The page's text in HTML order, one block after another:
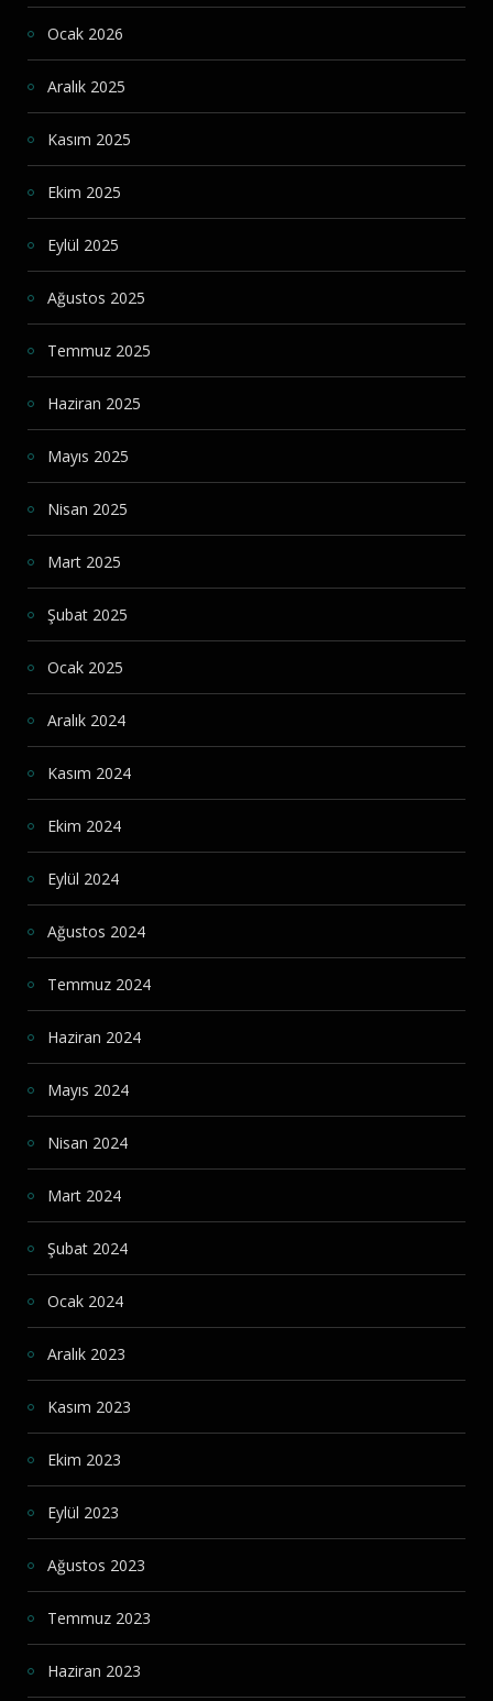
Ocak 2026
Aralık 2025
Kasım 2025
Ekim 2025
Eylül 2025
Ağustos 2025
Temmuz 2025
Haziran 2025
Mayıs 2025
Nisan 2025
Mart 2025
Şubat 2025
Ocak 2025
Aralık 2024
Kasım 2024
Ekim 2024
Eylül 2024
Ağustos 2024
Temmuz 2024
Haziran 2024
Mayıs 2024
Nisan 2024
Mart 2024
Şubat 2024
Ocak 2024
Aralık 2023
Kasım 2023
Ekim 2023
Eylül 2023
Ağustos 2023
Temmuz 2023
Haziran 2023